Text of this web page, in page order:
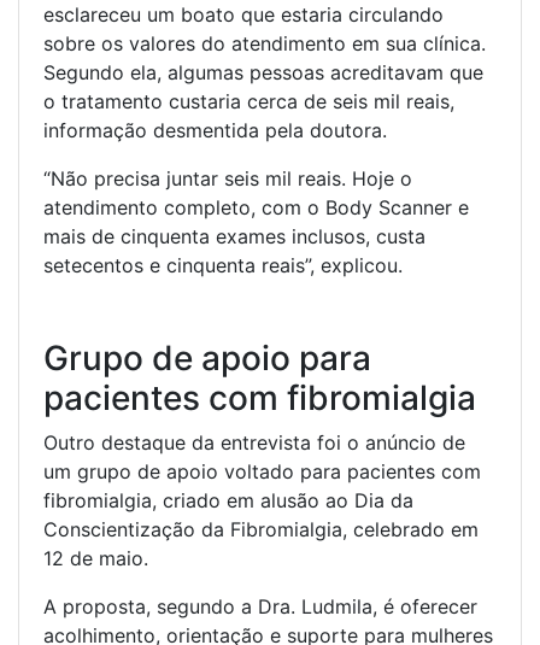
esclareceu um boato que estaria circulando
sobre os valores do atendimento em sua clínica.
Segundo ela, algumas pessoas acreditavam que
o tratamento custaria cerca de seis mil reais,
informação desmentida pela doutora.
“Não precisa juntar seis mil reais. Hoje o
atendimento completo, com o Body Scanner e
mais de cinquenta exames inclusos, custa
setecentos e cinquenta reais”, explicou.
Grupo de apoio para
pacientes com fibromialgia
Outro destaque da entrevista foi o anúncio de
um grupo de apoio voltado para pacientes com
fibromialgia, criado em alusão ao Dia da
Conscientização da Fibromialgia, celebrado em
12 de maio.
A proposta, segundo a Dra. Ludmila, é oferecer
acolhimento, orientação e suporte para mulheres